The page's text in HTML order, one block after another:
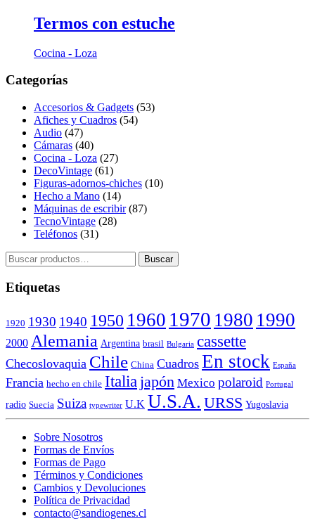
Termos con estuche
Cocina - Loza
Categorías
Accesorios & Gadgets (53)
Afiches y Cuadros (54)
Audio (47)
Cámaras (40)
Cocina - Loza (27)
DecoVintage (61)
Figuras-adornos-chiches (10)
Hecho a Mano (14)
Máquinas de escribir (87)
TecnoVintage (28)
Teléfonos (31)
Buscar
por:
Buscar
Etiquetas
1920 1930 1940 1950 1960 1970 1980 1990
2000 Alemania Argentina brasil Bulgaria cassette
Checoslovaquia Chile China Cuadros En stock España
Francia hecho en chile Italiajapón Mexico polaroid Portugal
radio Suecia Suiza typewriter U.K U.S.A. URSS Yugoslavia
Sobre Nosotros
Formas de Envíos
Formas de Pago
Términos y Condiciones
Cambios y Devoluciones
Política de Privacidad
contacto@sandiogenes.cl